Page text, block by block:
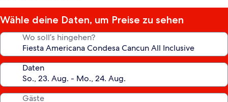
Wähle deine Daten, um Preise zu sehen
Wo soll’s hingehen?
Daten
Gäste